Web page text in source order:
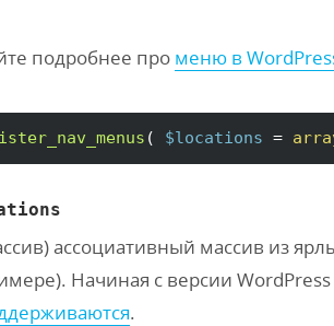
подробнее про меню в
( $locations =
) ассоциативный массив из
Начиная с версии WordPress
.